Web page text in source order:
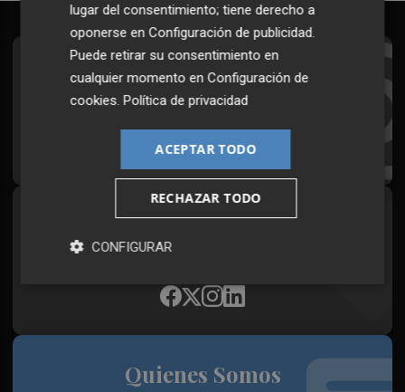
Suscríbete al Boletín
Todos los días a primera hora en tu email
¡Quiero suscribirme!
Síguenos en redes
Plaza Podcast, desde cualquier medio
Quienes Somos
lugar del consentimiento; tiene derecho a
oponerse enConfiguración de publicidad
Puede retirar su consentimiento en
cualquier momento enConfiguración de
cookies .Política de privacidad
ACEPTAR TODO
RECHAZAR TODO
CONFIGURAR